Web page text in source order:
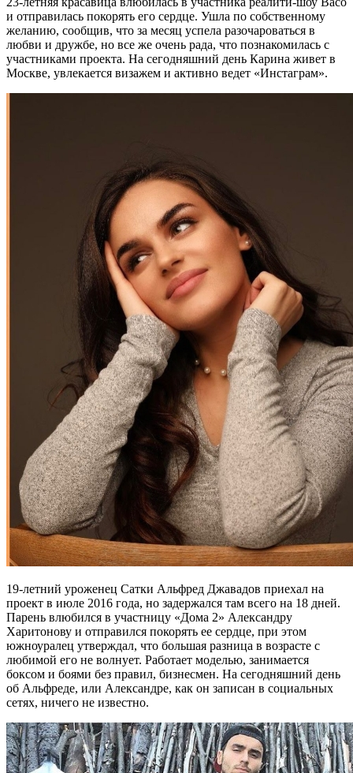
и отправилась покорять его сердце. Ушла по собственному
желанию, сообщив, что за месяц успела разочароваться в
любви и дружбе, но все же очень рада, что познакомилась с
участниками проекта. На сегодняшний день Карина живет в
Москве, увлекается визажем и активно ведет «Инстаграм».
19-летний уроженец Сатки Альфред Джавадов приехал на
проект в июле 2016 года, но задержался там всего на 18 дней.
Парень влюбился в участницу «Дома 2» Александру
Харитонову и отправился покорять ее сердце, при этом
южноуралец утверждал, что большая разница в возрасте с
любимой его не волнует. Работает моделью, занимается
боксом и боями без правил, бизнесмен. На сегодняшний день
об Альфреде, или Александре, как он записан в социальных
сетях, ничего не известно.